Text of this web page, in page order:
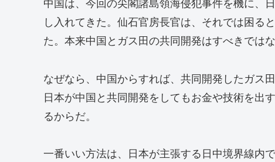
し入れてきた。仙石官房長官は、それでは困る
た。本来中国とガス田の共同開発はすべきではな
なぜなら、中国からすれば、共同開発したガス
日本が中国と共同開発をしてもお金や技術を出
るからだ。
一番いい方法は、日本が主張する日中境界線内